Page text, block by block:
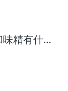
调味品生产厂家：鸡精和味精有什么不同？